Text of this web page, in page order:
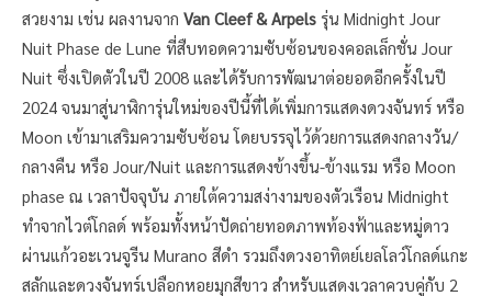
สวยงาม เช่น ผลงานจาก Van Cleef & Arpels รุ่น Midnight Jour
Nuit Phase de Lune ที่สืบทอดความซับซ้อนของคอลเล็กชั่น Jour
Nuit ซึ่งเปิดตัวในปี 2008 และได้รับการพัฒนาต่อยอดอีกครั้งในปี
2024 จนมาสู่นาฬิการุ่นใหม่ของปีนี้ที่ได้เพิ่มการแสดงดวงจันทร์ หรือ
Moon เข้ามาเสริมความซับซ้อน โดยบรรจุไว้ด้วยการแสดงกลางวัน/
กลางคืน หรือ Jour/Nuit และการแสดงข้างขึ้น-ข้างแรม หรือ Moon
phase ณ เวลาปัจจุบัน ภายใต้ความสง่างามของตัวเรือน Midnight
ทำจากไวต์โกลด์ พร้อมทั้งหน้าปัดถ่ายทอดภาพท้องฟ้าและหมู่ดาว
ผ่านแก้วอะเวนจูรีน Murano สีดำ รวมถึงดวงอาทิตย์เยลโลว์โกลด์แกะ
สลักและดวงจันทร์เปลือกหอยมุกสีขาว สำหรับแสดงเวลาควบคู่กับ 2